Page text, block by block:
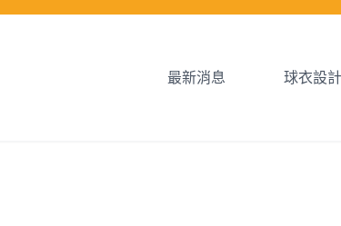
最新消息 球衣設計